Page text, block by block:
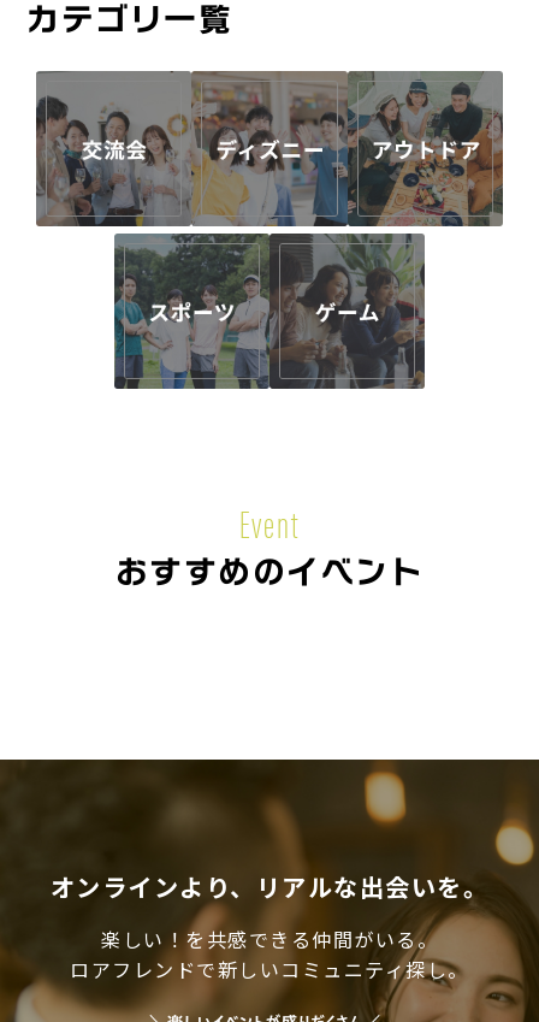
カテゴリ一覧
Event
おすすめのイベント
オンラインより、リアルな出会いを。
楽しい！を共感できる仲間がいる。
ロアフレンドで新しいコミュニティ探し。